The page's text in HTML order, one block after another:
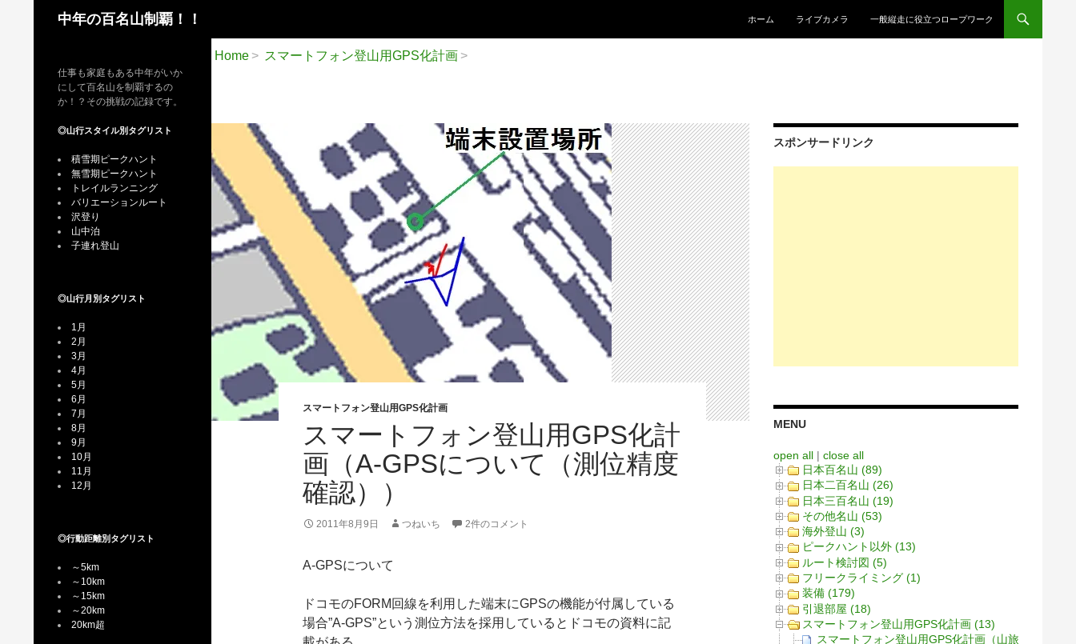
中年の百名山制覇！！
ホーム
ライブカメラ 一般縦走に役立つロープワーク
Home スマートフォン登山用GPS化計画
スマートフォン登山用GPS化計画
スマートフォン登山用GPS化計
画（A-GPSについて（測位精度
確認））
2011年8月9日 つねいち 2件のコメント
A-GPSについて
ドコモのFORM回線を利用した端末にGPSの機能が付属している
場合”A-GPS”という測位方法を採用しているとドコモの資料に記
スポンサードリンク
MENU
open all | close all
日本百名山 (89)
日本二百名山 (26)
日本三百名山 (19)
その他名山 (53)
海外登山 (3)
ピークハント以外 (13)
ルート検討図 (5)
フリークライミング (1)
装備 (179)
引退部屋 (18)
スマートフォン登山用GPS化計画 (13)
スマートフォン登山用GPS化計画（山旅ロガー
仕事も家庭もある中年がいか
にして百名山を制覇するの
か！？その挑戦の記録です。
◎山行スタイル別タグリスト
積雪期ピークハント
無雪期ピークハント
トレイルランニング
バリエーションルート
沢登り
山中泊
子連れ登山
◎山行月別タグリスト
1月
2月
3月
4月
5月
6月
7月
8月
9月
10月
11月
12月
◎行動距離別タグリスト
～5km
～10km
～15km
～20km
20km超